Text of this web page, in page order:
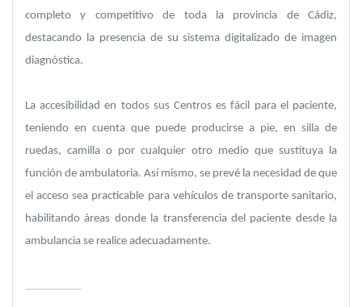
completo y competitivo de toda la provincia de Cádiz,
destacando la presencia de su sistema digitalizado de imagen
diagnóstica.
La accesibilidad en todos sus Centros es fácil para el paciente,
teniendo en cuenta que puede producirse a pie, en silla de
ruedas, camilla o por cualquier otro medio que sustituya la
función de ambulatoria. Así mismo, se prevé la necesidad de que
el acceso sea practicable para vehículos de transporte sanitario,
habilitando áreas donde la transferencia del paciente desde la
ambulancia se realice adecuadamente.